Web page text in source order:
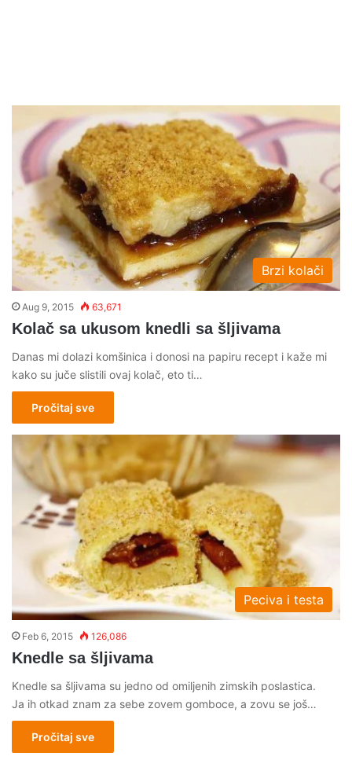
Brzi kolači
Aug 9, 2015 63,671
Kolač sa ukusom knedli sa šljivama
Danas mi dolazi komšinica i donosi na papiru recept i kaže mi
kako su juče slistili ovaj kolač, eto ti…
Pročitaj sve
Peciva i testa
Feb 6, 2015 126,086
Knedle sa šljivama
Knedle sa šljivama su jedno od omiljenih zimskih poslastica.
Ja ih otkad znam za sebe zovem gomboce, a zovu se još…
Pročitaj sve